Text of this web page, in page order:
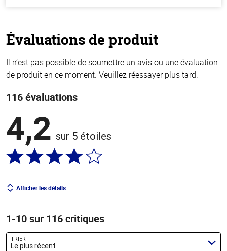
Évaluations de produit
Il n’est pas possible de soumettre un avis ou une évaluation
de produit en ce moment. Veuillez réessayer plus tard.
116 évaluations
4,2 sur 5 étoiles
Afficher les détails
1-10 sur 116 critiques
TRIER
Le plus récent